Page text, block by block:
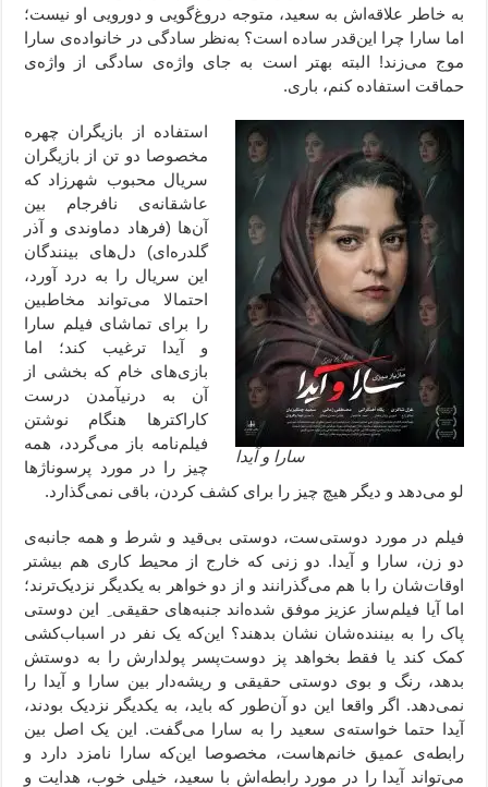
به خاطر علاقه‌اش به سعید، متوجه دروغ‌گویی و دورویی او نیست؛
اما سارا چرا این‌قدر ساده است؟ به‌نظر سادگی در خانواده‌ی سارا
موج می‌زند! البته بهتر است به جای واژه‌ی سادگی از واژه‌ی
حماقت استفاده کنم، باری.
سارا و آیدا
استفاده از بازیگران چهره
مخصوصا دو تن از بازیگران
سریال محبوب شهرزاد که
عاشقانه‌ی نافرجام بین
آن‌ها (فرهاد دماوندی و آذر
گلدره‌ای) دل‌های بینندگان
این سریال را به درد آورد،
احتمالا می‌تواند مخاطبین
را برای تماشای فیلم سارا
و آیدا ترغیب کند؛ اما
بازی‌های خام که بخشی از
آن به درنیآمدن درست
کاراکترها هنگام نوشتن
فیلم‌نامه باز می‌گردد، همه
چیز را در مورد پرسوناژها
لو می‌دهد و دیگر هیچ چیز را برای کشف کردن، باقی نمی‌گذارد.
فیلم در مورد دوستی‌ست، دوستی بی‌قید و شرط و همه جانبه‌ی
دو زن، سارا و آیدا. دو زنی که خارج از محیط کاری هم بیشتر
اوقات‌شان را با هم می‌گذرانند و از دو خواهر به یکدیگر نزدیک‌ترند؛
اما آیا فیلم‌ساز عزیز موفق شده‌اند جنبه‌های حقیقی ِ این دوستی
پاک را به بیننده‌شان نشان بدهند؟ این‌که یک نفر در اسباب‌کشی
کمک کند یا فقط بخواهد پز دوست‌پسر پولدارش را به دوستش
بدهد، رنگ و بوی دوستی حقیقی و ریشه‌دار بین سارا و آیدا را
نمی‌دهد. اگر واقعا این دو آن‌طور که باید، به یکدیگر نزدیک بودند،
آیدا حتما خواسته‌ی سعید را به سارا می‌گفت. این یک اصل بین
رابطه‌ی عمیق خانم‌هاست، مخصوصا این‌که سارا نامزد دارد و
می‌تواند آیدا را در مورد رابطه‌اش با سعید، خیلی خوب، هدایت و